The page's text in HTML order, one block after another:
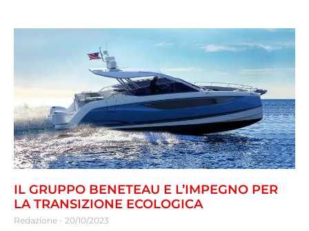
IL GRUPPO BENETEAU E L’IMPEGNO PER
LA TRANSIZIONE ECOLOGICA
Redazione 20/10/2023